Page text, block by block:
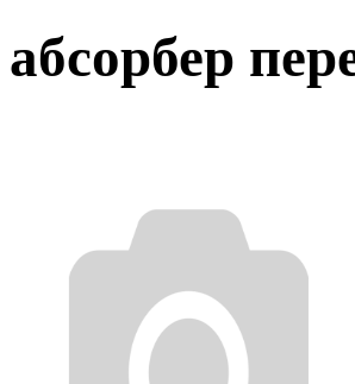
абсорбер